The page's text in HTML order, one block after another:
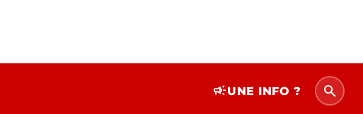
campaignUNE INFO ? search